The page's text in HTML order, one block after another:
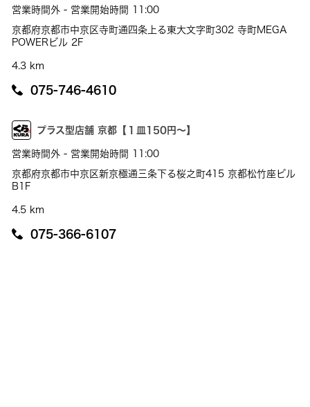
営業時間外 - 営業開始時間 11:00
京都府京都市中京区寺町通四条上る東大文字町302 寺町MEGA
POWERビル 2F
4.3 km
075-746-4610
プラス型店舗 京都【１皿150円～】
営業時間外 - 営業開始時間 11:00
京都府京都市中京区新京極通三条下る桜之町415 京都松竹座ビル
B1F
4.5 km
075-366-6107